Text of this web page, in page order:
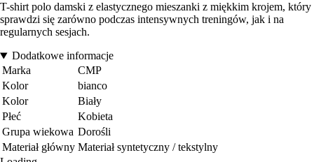
T-shirt polo damski z elastycznego mieszanki z miękkim krojem, który
sprawdzi się zarówno podczas intensywnych treningów, jak i na
regularnych sesjach.
Dodatkowe informacje
Marka
CMP
Kolor
bianco
Kolor
Biały
Płeć
Kobieta
Grupa wiekowa Dorośli
Materiał główny Materiał syntetyczny / tekstylny